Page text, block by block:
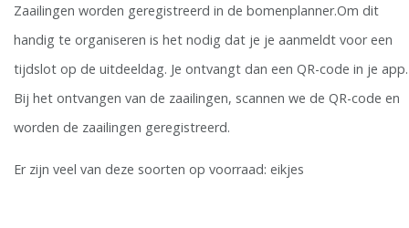
Zaailingen worden geregistreerd in de bomenplanner.Om dit
handig te organiseren is het nodig dat je je aanmeldt voor een
tijdslot op de uitdeeldag. Je ontvangt dan een QR-code in je app.
Bij het ontvangen van de zaailingen, scannen we de QR-code en
worden de zaailingen geregistreerd.
Er zijn veel van deze soorten op voorraad: eikjes